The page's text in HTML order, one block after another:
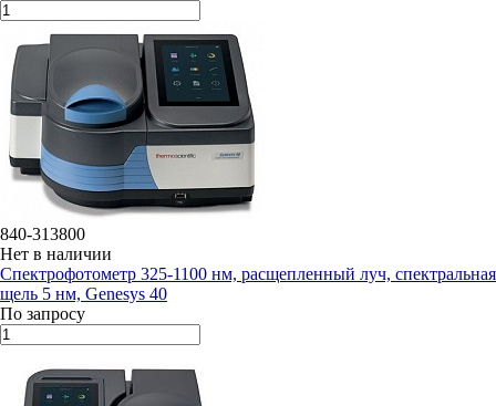
840-313800
Нет в наличии
Спектрофотометр 325-1100 нм, расщепленный луч, спектральная
щель 5 нм, Genesys 40
По запросу